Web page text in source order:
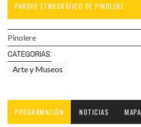
PARQUE ETNOGRÁFICO DE PINOLERE
Pinolere
CATEGORIAS:
Arte y Museos
PROGRAMACIÓN NOTICIAS MAPA